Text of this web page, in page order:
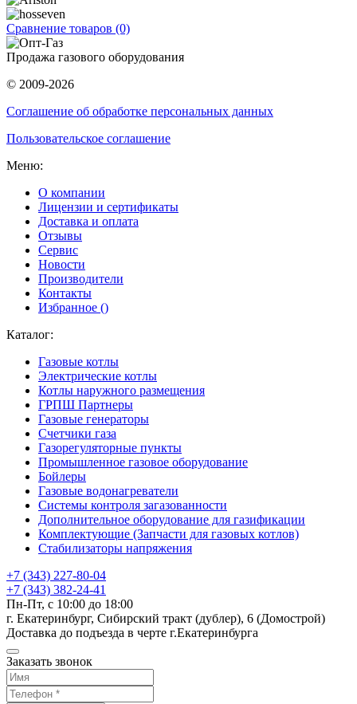
Сравнение товаров (0)
Продажа газового оборудования
© 2009-2026
Соглашение об обработке персональных данных
Пользовательское соглашение
Меню:
О компании
Лицензии и сертификаты
Доставка и оплата
Отзывы
Сервис
Новости
Производители
Контакты
Избранное ()
Каталог:
Газовые котлы
Электрические котлы
Котлы наружного размещения
ГРПШ Партнеры
Газовые генераторы
Счетчики газа
Газорегуляторные пункты
Промышленное газовое оборудование
Бойлеры
Газовые водонагреватели
Системы контроля загазованности
Дополнительное оборудование для газификации
Комплектующие (Запчасти для газовых котлов)
Стабилизаторы напряжения
+7 (343) 227-80-04
+7 (343) 382-24-41
Пн-Пт, с 10:00 до 18:00
г. Екатеринбург, Сибирский тракт (дублер), 6 (Домострой)
Доставка до подъезда в черте г.Екатеринбурга
Заказать звонок